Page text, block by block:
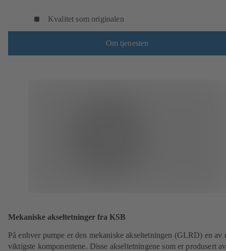
Kvalitet som originalen
Om tjenesten
Mekaniske akseltetninger fra KSB
På enhver pumpe er den mekaniske akseltetningen (GLRD) en av
viktigste komponentene. Disse akseltetningene som er produsert av